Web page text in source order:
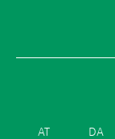
AT DA